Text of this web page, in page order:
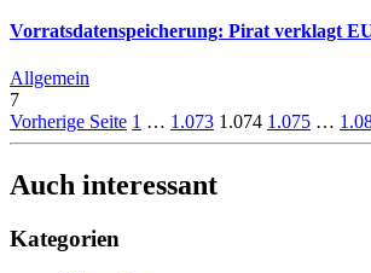
Vorratsdatenspeicherung: Pirat verklagt
Allgemein
7
Vorherige Seite 1 … 1.073 1.074 1.075 …
Auch interessant
Kategorien